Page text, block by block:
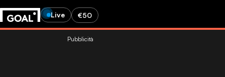
Live €50
Pubblicità